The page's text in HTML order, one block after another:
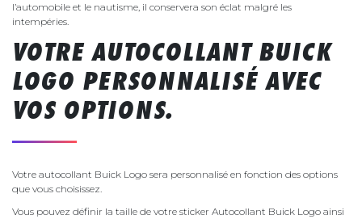
l’automobile et le nautisme, il conservera son éclat malgré les
intempéries.
VOTRE AUTOCOLLANT BUICK
LOGO PERSONNALISÉ AVEC
VOS OPTIONS.
Votre autocollant Buick Logo sera personnalisé en fonction des options
que vous choisissez.
Vous pouvez définir la taille de votre sticker Autocollant Buick Logo ainsi